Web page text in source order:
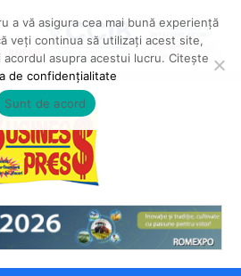
a vă asigura cea mai bună experiență
veți continua să utilizați acest site,
asupra acestui lucru. Citește
de confidențialitate
Sunt de acord